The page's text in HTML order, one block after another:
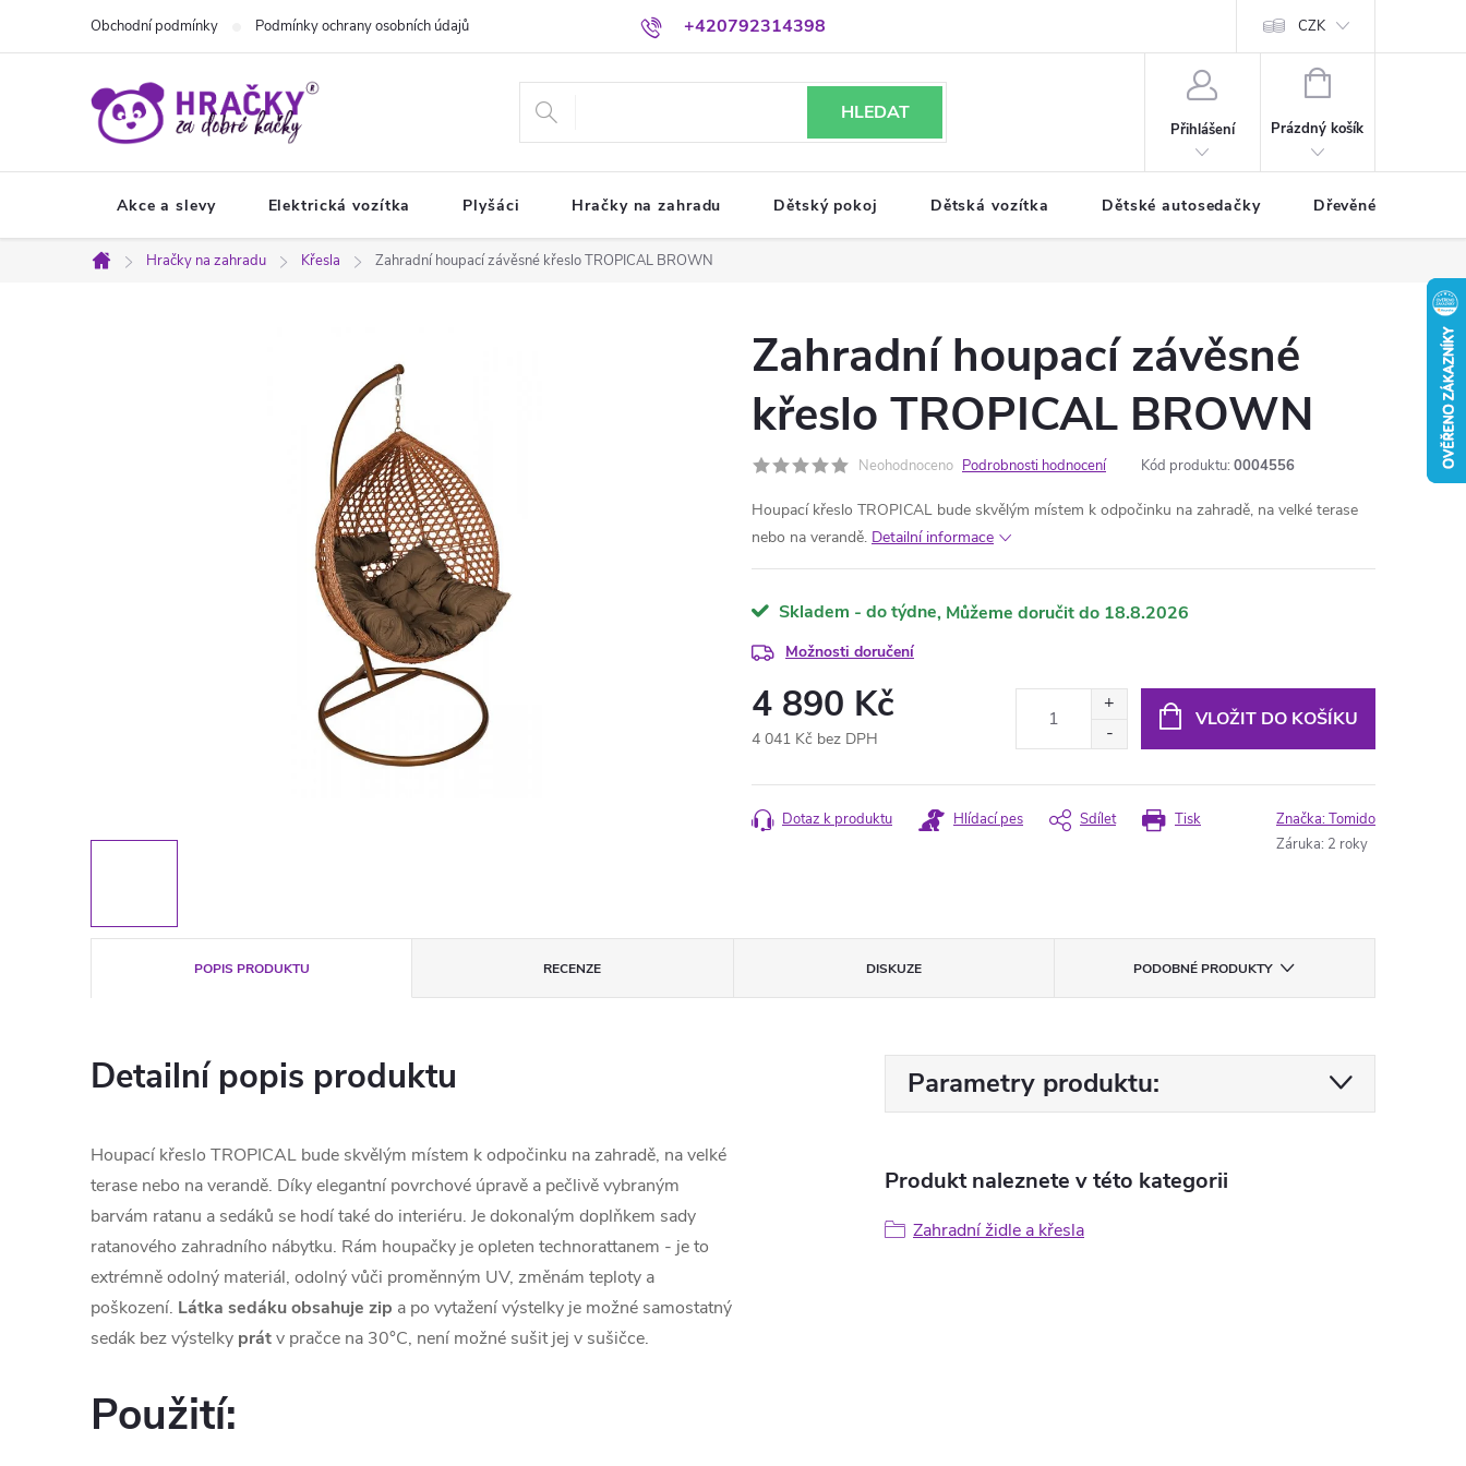
+420792314398
Obchodní podmínky Podmínky ochrany osobních údajů CZK
HLEDAT
Přihlášení
NÁKUPNÍ
Prázdný košík
Akce a slevy Elektrická vozítka Plyšáci Hračky na zahradu Dětský pokoj Dětská vozítka Dětské autosedačky Dřevěné hračky
Domů
Hračky na zahradu Křesla Zahradní houpací závěsné křeslo TROPICAL BROWN
Zahradní houpací závěsné
křeslo TROPICAL BROWN
Neohodnoceno Podrobnosti hodnocení Kód produktu: 0004556
Houpací křeslo TROPICAL bude skvělým místem k odpočinku na zahradě, na velké terase
nebo na verandě. Detailní informace
Skladem - do týdne 18.8.2026
Možnosti doručení
4 890 Kč
4 041 Kč bez DPH
cena:
VLOŽIT DO KOŠÍKU
Tisk
Dotaz k produktu Hlídací pes Sdílet Značka:Tomido
Záruka: 2 roky
POPIS PRODUKTU RECENZE DISKUZE PODOBNÉ PRODUKTY
Detailní popis produktu
Houpací křeslo TROPICAL bude skvělým místem k odpočinku na zahradě, na velké
terase nebo na verandě. Díky elegantní povrchové úpravě a pečlivě vybraným
barvám ratanu a sedáků se hodí také do interiéru. Je dokonalým doplňkem sady
ratanového zahradního nábytku. Rám houpačky je opleten technorattanem - je to
extrémně odolný materiál, odolný vůči proměnným UV, změnám teploty a
poškození. Látka sedáku obsahuje zip a po vytažení výstelky je možné samostatný
sedák bez výstelky prátv pračce na 30°C, není možné sušit jej v sušičce.
Použití:
Parametry produktu:
Produkt naleznete v této kategorii
Zahradní židle a křesla